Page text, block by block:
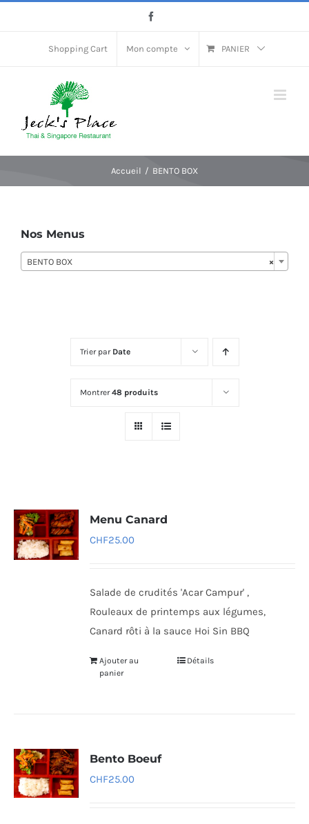
Shopping Cart Mon compte PANIER
Accueil BENTO BOX
Trier par Date
Montrer48 produits
Menu Canard
CHF25.00
Salade de crudités 'Acar Campur' ,
Rouleaux de printemps aux légumes,
Canard rôti à la sauce Hoi Sin BBQ
Ajouter au
panier
Détails
Bento Boeuf
CHF25.00
Nos Menus
×
BENTO BOX